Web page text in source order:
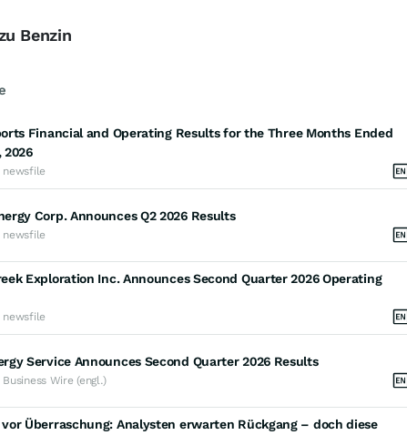
Benzin
Financial and Operating Results for the Three Months Ended
2026
newsfile
Corp. Announces Q2 2026 Results
newsfile
Exploration Inc. Announces Second Quarter 2026 Operating
newsfile
Service Announces Second Quarter 2026 Results
Business Wire (engl.)
Überraschung: Analysten erwarten Rückgang – doch diese